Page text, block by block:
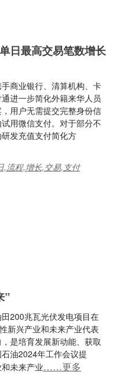
日最高交易笔数增长
商业银行、清算机构、卡
进一步简化外籍来华人员
用户无需提交完整身份信
用微信支付。对于部分不
发充值支付简化方
,流程,增长,交易,支付
”
200兆瓦光伏发电项目在
新兴产业和未来产业代表
是培育发展新动能、获取
油2024年工作会议提
未来产业……更多